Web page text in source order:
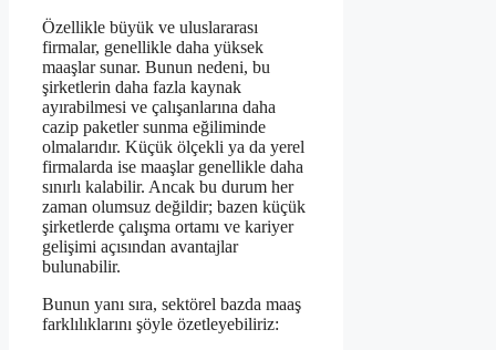
Özellikle büyük ve uluslararası
firmalar, genellikle daha yüksek
maaşlar sunar. Bunun nedeni, bu
şirketlerin daha fazla kaynak
ayırabilmesi ve çalışanlarına daha
cazip paketler sunma eğiliminde
olmalarıdır. Küçük ölçekli ya da yerel
firmalarda ise maaşlar genellikle daha
sınırlı kalabilir. Ancak bu durum her
zaman olumsuz değildir; bazen küçük
şirketlerde çalışma ortamı ve kariyer
gelişimi açısından avantajlar
bulunabilir.
Bunun yanı sıra, sektörel bazda maaş
farklılıklarını şöyle özetleyebiliriz: